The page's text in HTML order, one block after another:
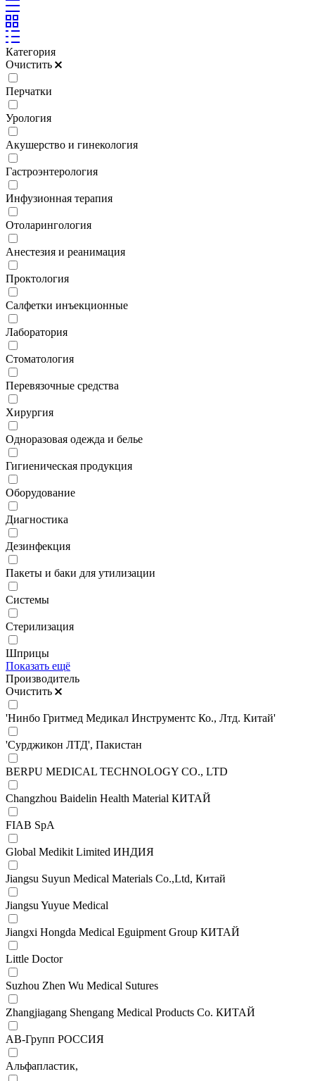
Категория
Очистить
Перчатки
Урология
Акушерство и гинекология
Гастроэнтерология
Инфузионная терапия
Отоларингология
Анестезия и реанимация
Проктология
Салфетки инъекционные
Лаборатория
Стоматология
Перевязочные средства
Хирургия
Одноразовая одежда и белье
Гигиеническая продукция
Оборудование
Диагностика
Дезинфекция
Пакеты и баки для утилизации
Системы
Стерилизация
Шприцы
Показать ещё
Производитель
Очистить
'Нинбо Гритмед Медикал Инструментс Ко., Лтд. Китай'
'Сурджикон ЛТД', Пакистан
BERPU MEDICAL TECHNOLOGY CO., LTD
Changzhou Baidelin Health Material КИТАЙ
FIAB SpA
Global Medikit Limited ИНДИЯ
Jiangsu Suyun Medical Materials Co.,Ltd, Китай
Jiangsu Yuyue Medical
Jiangxi Hongda Medical Eguipment Group КИТАЙ
Little Doctor
Suzhou Zhen Wu Medical Sutures
Zhangjiagang Shengang Medical Products Co. КИТАЙ
АВ-Групп РОССИЯ
Альфапластик,